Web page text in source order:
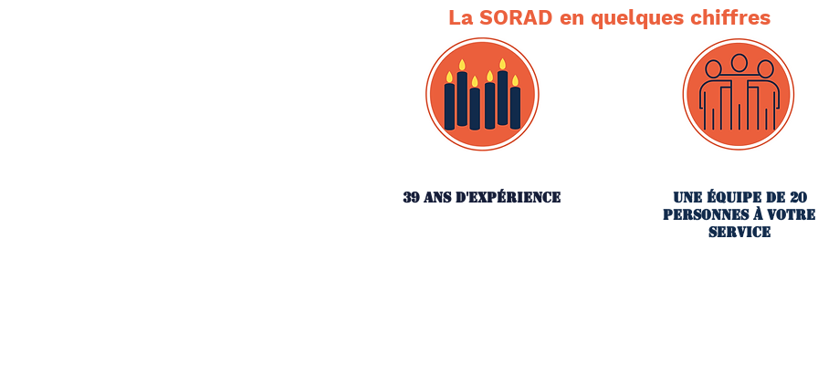
La SORAD en quelques chiffres
39 ans d'expérience
Une équipe de 20
personnes à votre
service